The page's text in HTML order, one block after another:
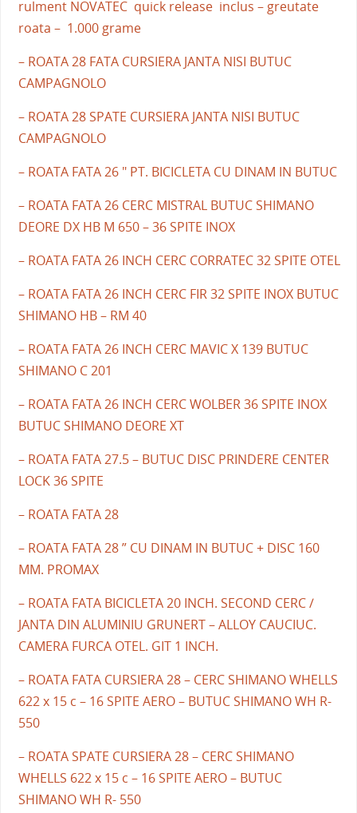
rulment NOVATEC quick release inclus – greutate
roata – 1.000 grame
– ROATA 28 FATA CURSIERA JANTA NISI BUTUC
CAMPAGNOLO
– ROATA 28 SPATE CURSIERA JANTA NISI BUTUC
CAMPAGNOLO
– ROATA FATA 26 " PT. BICICLETA CU DINAM IN BUTUC
– ROATA FATA 26 CERC MISTRAL BUTUC SHIMANO
DEORE DX HB M 650 – 36 SPITE INOX
– ROATA FATA 26 INCH CERC CORRATEC 32 SPITE OTEL
– ROATA FATA 26 INCH CERC FIR 32 SPITE INOX BUTUC
SHIMANO HB – RM 40
– ROATA FATA 26 INCH CERC MAVIC X 139 BUTUC
SHIMANO C 201
– ROATA FATA 26 INCH CERC WOLBER 36 SPITE INOX
BUTUC SHIMANO DEORE XT
– ROATA FATA 27.5 – BUTUC DISC PRINDERE CENTER
LOCK 36 SPITE
– ROATA FATA 28
– ROATA FATA 28 ” CU DINAM IN BUTUC + DISC 160
MM. PROMAX
– ROATA FATA BICICLETA 20 INCH. SECOND CERC /
JANTA DIN ALUMINIU GRUNERT – ALLOY CAUCIUC.
CAMERA FURCA OTEL. GIT 1 INCH.
– ROATA FATA CURSIERA 28 – CERC SHIMANO WHELLS
622 x 15 c – 16 SPITE AERO – BUTUC SHIMANO WH R-
550
– ROATA SPATE CURSIERA 28 – CERC SHIMANO
WHELLS 622 x 15 c – 16 SPITE AERO – BUTUC
SHIMANO WH R- 550